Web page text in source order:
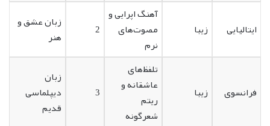
ایتالیایی زیبا
آهنگ اپرایی و
مصوت‌های
نرم
2
زبان عشق و
هنر
فرانسوی زیبا
تلفظ‌های
عاشقانه و
ریتم
شعرگونه
3
زبان
دیپلماسی
قدیم